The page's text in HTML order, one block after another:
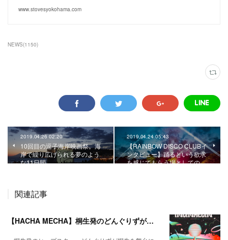
www.stovesyokohama.com
NEWS(1150)
2019.04.26 02:20
10回目の逗子海岸映画祭。海
岸で繰り広げられる夢のよう
な11日間。
2019.04.24 05:43
【RAINBOW DISCO CLUBイ
ンタビュー】踊るという欲求
を感じてもらう場としての…
関連記事
【HACHA MECHA】桐生発のどんぐりずが桐生をハチャメチャに彩る。